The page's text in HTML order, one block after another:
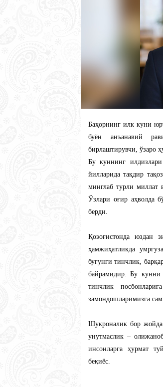
​Баҳорнинг илк куни
буён анъанавий
бирлаштирувчи, ўзаро
Бу куннинг
йилларида тақдир
минглаб турли миллат
Ўзлари оғир аҳволда
берди.
​Қозоғистонда юздан
ҳамжиҳатликда
бугунги тинчлик,
байрамидир. Бу кунни
тинчлик
замондошларимизга
​Шукроналик бор жойда
унутмаслик –
инсонларга ҳурмат
беқиёс.